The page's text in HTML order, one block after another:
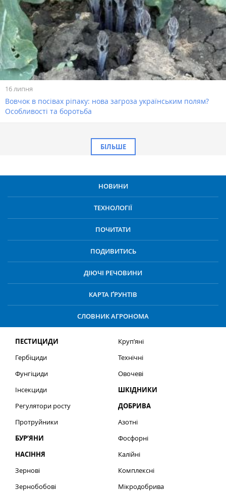
16 липня
Вовчок в посівах ріпаку: нова загроза українським полям?
Особливості та боротьба
БІЛЬШЕ
НОВИНИ
ТЕХНОЛОГІЇ
ПОЧИТАТИ
ПОДИВИТИСЬ
ДІЮЧІ РЕЧОВИНИ
КАРТА ҐРУНТІВ
СЛОВНИК АГРОНОМА
ПЕСТИЦИДИ
Гербіциди
Фунгіциди
Інсекциди
Регулятори росту
Протруйники
БУР’ЯНИ
НАСІННЯ
Зернові
Зернобобові
Круп’яні
Технічні
Овочеві
ШКІДНИКИ
ДОБРИВА
Азотні
Фосфорні
Калійні
Комплексні
Мікродобрива